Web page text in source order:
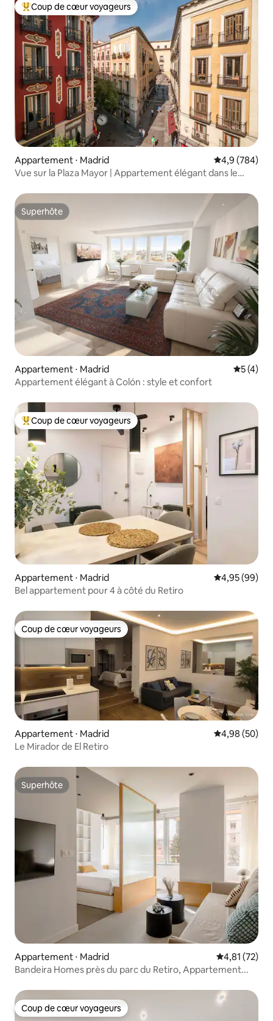
Coups de cœur voyageurs les plus appréciés
Coup de cœur voyageurs
Appartement ⋅ Madrid Évaluation
4,9 (784)
Vue sur la Plaza Mayor | Appartement élégant dans le
Superhôte
Superhôte
Appartement ⋅ Madrid
5 (4)
Appartement élégant à Colón : style et confort
Coups de cœur voyageurs les plus appréciés
Coup de cœur voyageurs
Appartement ⋅ Madrid Évaluation
4,95 (99)
Bel appartement pour 4 à côté du Retiro
Coup de cœur voyageurs
Coup de cœur voyageurs
Appartement ⋅ Madrid Évaluation
4,98 (50)
Le Mirador de El Retiro
Superhôte
Superhôte
Appartement ⋅ Madrid Évaluation
4,81 (72)
Bandeira Homes près du parc du Retiro, Appartement...
Coup de cœur voyageurs
Coup de cœur voyageurs